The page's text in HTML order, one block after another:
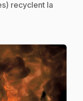
recyclent la